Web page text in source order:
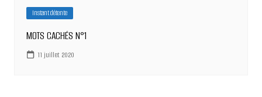
Instant détente
MOTS CACHÉS N°1
11 juillet 2020